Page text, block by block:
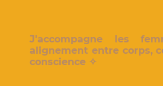
J'accompagne les
alignement entre corps,
conscience ✧